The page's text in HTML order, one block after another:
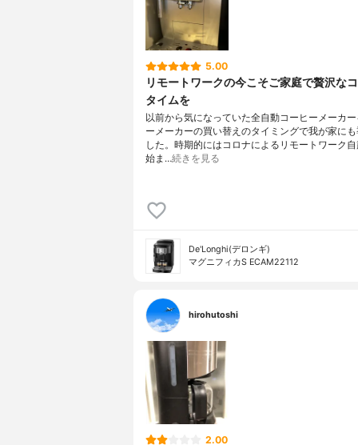
5.00
リモートワークの今こそご家庭で贅沢な
タイムを
以前から気になっていた全自動コーヒーメーカー
ーメーカーの買い替えのタイミングで我が家にも
した。時期的にはコロナによるリモートワーク
始ま…続きを見る
De'Longhi(デロンギ)
マグニフィカS ECAM22112
hirohutoshi
2.00